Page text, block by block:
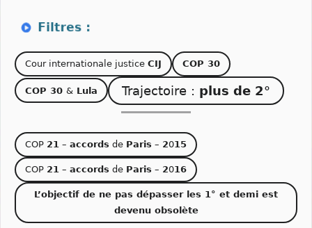
Cour internationale justice CIJ COP 30
COP 30 & Lula Trajectoire : plus de 2°
COP 21 – accords de Paris – 2015
COP 21 – accords de Paris – 2016
L’objectif de ne pas dépasser les 1° et demi est
devenu obsolète